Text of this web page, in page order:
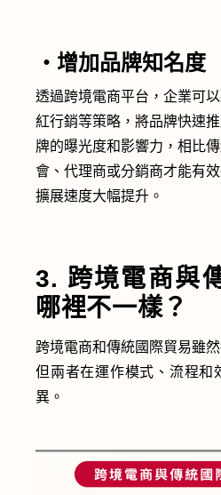
・增加品牌知名度
透過跨境電商平台，企業可
紅行銷等策略，將品牌快速
牌的曝光度和影響力，相比
會、代理商或分銷商才能有
擴展速度大幅提升。
3. 跨境電商與
哪裡不一樣？
跨境電商和傳統國際貿易雖
但兩者在運作模式、流程和
異。